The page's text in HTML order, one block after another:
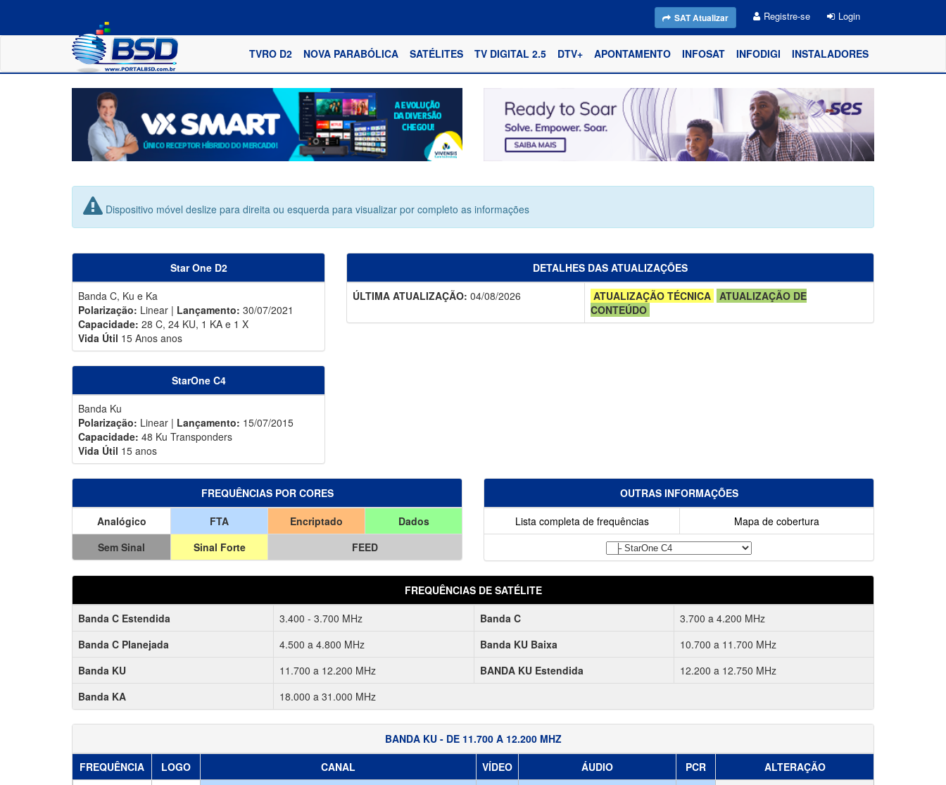
SAT Atualizar Registre-se Login
TVRO D2 NOVA PARABÓLICA SATÉLITES TV DIGITAL 2.5 DTV+ APONTAMENTO INFOSAT INFODIGI INSTALADORES
Dispositivo móvel deslize para direita ou esquerda para visualizar por completo as informações
Star One D2
Banda C, Ku e Ka
Polarização: Linear | Lançamento: 30/07/2021
Capacidade: 28 C, 24 KU, 1 KA e 1 X
Vida Útil 15 Anos anos
StarOne C4
Banda Ku
Polarização: Linear | Lançamento: 15/07/2015
Capacidade: 48 Ku Transponders
Vida Útil 15 anos
DETALHES DAS ATUALIZAÇÕES
ÚLTIMA ATUALIZAÇÃO: 04/08/2026 ATUALIZAÇÃO TÉCNICA ATUALIZAÇÃO DE
CONTEÚDO
FREQUÊNCIAS POR CORES
Analógico
FTA Encriptado
Dados
Sem Sinal
Sinal Forte FEED
OUTRAS INFORMAÇÕES
Lista completa de frequências
Mapa de cobertura
FREQUÊNCIAS DE SATÉLITE
Banda C Estendida
3.400 - 3.700 MHz Banda C
3.700 a 4.200 MHz
Banda C Planejada
4.500 a 4.800 MHz Banda KU Baixa
10.700 a 11.700 MHz
Banda KU
11.700 a 12.200 MHz BANDA KU Estendida
12.200 a 12.750 MHz
Banda KA
18.000 a 31.000 MHz
BANDA KU - DE 11.700 A 12.200 MHZ
FREQUÊNCIA
LOGO CANAL VÍDEO ÁUDIO PCR
ALTERAÇÃO